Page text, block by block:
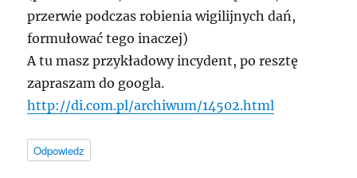
przerwie podczas robienia wigilijnych dań,
formułować tego inaczej)
A tu masz przykładowy incydent, po resztę
zapraszam do googla.
http://di.com.pl/archiwum/14502.html
Odpowiedz